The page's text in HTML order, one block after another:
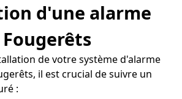
d'une alarme
de votre système d'alarme
il est crucial de suivre un
: